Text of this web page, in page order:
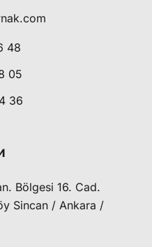
48
05
36
Bölgesi 16. Cad.
Sincan / Ankara /